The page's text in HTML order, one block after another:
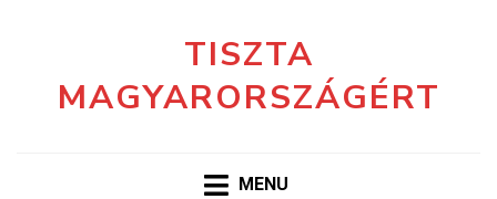
TISZTA
MAGYARORSZÁGÉRT
MENU